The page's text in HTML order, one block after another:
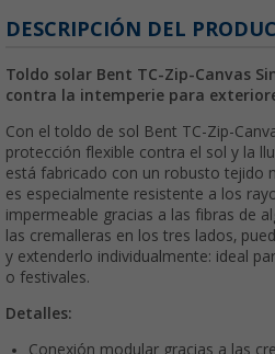
DESCRIPCIÓN DEL
Toldo solar Bent TC-Zip-Canvas
contra la intemperie para
Con el toldo de sol Bent TC-Zip-
protección flexible contra el sol y la
está fabricado con un robusto tejido
es especialmente resistente a los
impermeable gracias a las fibras de
las cremalleras en los tres lados,
y extenderlo individualmente: ideal
o festivales.
Detalles:
Conexión modular gracias a las